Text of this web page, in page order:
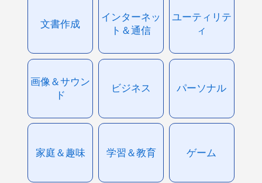
文書作成
インターネッ
ト＆通信
ユーティリテ
ィ
画像＆サウン
ド
ビジネス パーソナル
家庭＆趣味 学習＆教育 ゲーム